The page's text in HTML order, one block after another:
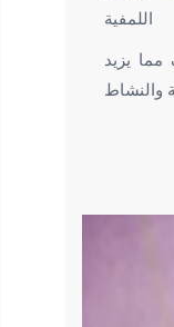
اللمفية
مما يزيد
والنشاط